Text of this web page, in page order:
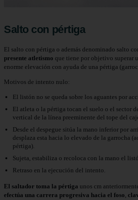
Salto con pértiga
El salto con pértiga o además denominado salto
presente atletismo que tiene por objetivo superar
enorme elevación con ayuda de una pértiga
Motivos de intento nulo:
El listón no se queda sobre los aguantes por
El atleta o la pértiga tocan el suelo o el sector
vertical de la línea preeminente del tope del
Desde el despegue sitúa la mano inferior por
desplaza esta hacia lo elevado de la garrocha
pértiga).
Sujeta, estabiliza o recoloca con la mano el
Retraso en la ejecución del intento.
El saltador toma la pértiga unos cm
efectúa una carrera progresiva hacia el foso